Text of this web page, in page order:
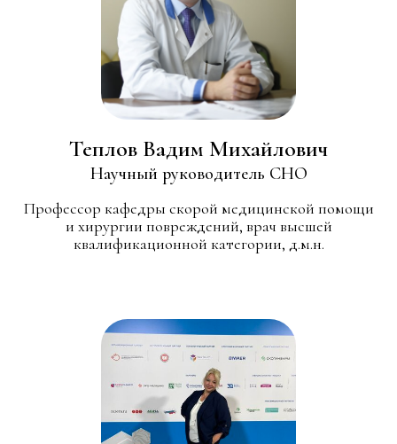
Теплов Вадим Михайлович
Научный руководитель СНО
Профессор кафедры скорой медицинской помощи
и хирургии повреждений, врач высшей
квалификационной категории, д.м.н.